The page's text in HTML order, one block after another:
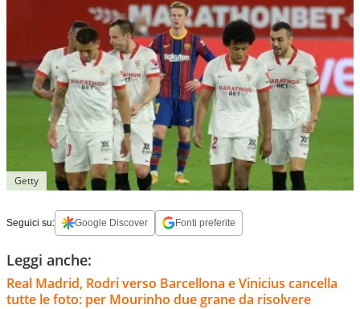
Getty
Seguici su: Google Discover Fonti preferite
Leggi anche:
Real Madrid, Rodri verso Barcellona e Vinicius cancella
tutte le foto: per Mourinho due grane da risolvere